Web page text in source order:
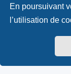
En poursuivant
l’utilisation de